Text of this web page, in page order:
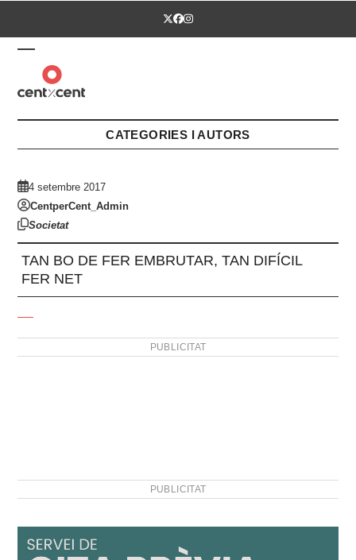
Twitter
Facebook
Instagram
Open
mobile
menu
Close
mobile
menu
CATEGORIES I AUTORS
4 setembre 2017
CentperCent_Admin
Societat
TAN BO DE FER EMBRUTAR, TAN DIFÍCIL
FER NET
PUBLICITAT
PUBLICITAT